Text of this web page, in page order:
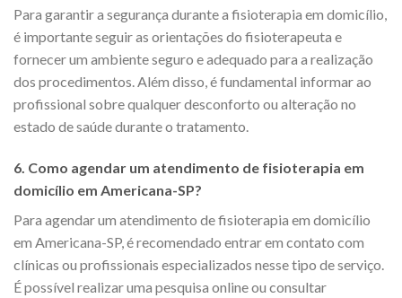
Para garantir a segurança durante a fisioterapia em domicílio,
é importante seguir as orientações do fisioterapeuta e
fornecer um ambiente seguro e adequado para a realização
dos procedimentos. Além disso, é fundamental informar ao
profissional sobre qualquer desconforto ou alteração no
estado de saúde durante o tratamento.
6. Como agendar um atendimento de fisioterapia em
domicílio em Americana-SP?
Para agendar um atendimento de fisioterapia em domicílio
em Americana-SP, é recomendado entrar em contato com
clínicas ou profissionais especializados nesse tipo de serviço.
É possível realizar uma pesquisa online ou consultar